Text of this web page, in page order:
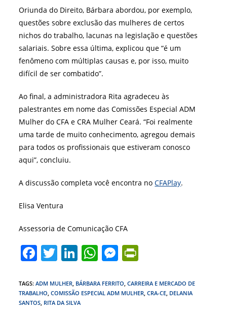
Oriunda do Direito, Bárbara abordou, por exemplo,
questões sobre exclusão das mulheres de certos
nichos do trabalho, lacunas na legislação e questões
salariais. Sobre essa última, explicou que “é um
fenômeno com múltiplas causas e, por isso, muito
difícil de ser combatido”.
Ao final, a administradora Rita agradeceu às
palestrantes em nome das Comissões Especial ADM
Mulher do CFA e CRA Mulher Ceará. “Foi realmente
uma tarde de muito conhecimento, agregou demais
para todos os profissionais que estiveram conosco
aqui”, concluiu.
A discussão completa você encontra noCFAPlay.
Elisa Ventura
Assessoria de Comunicação CFA
F
c
e
T
itt
er
Li
k
e
W
at
s
M
ss
e
tF
ri
TAGS:ADM MULHER BÁRBARA FERRITO CARREIRA E MERCADO DE
TRABALHO COMISSÃO ESPECIAL ADM MULHER CRA-CE DELANIA
SANTOS RITA DA SILVA